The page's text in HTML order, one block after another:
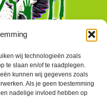
wij technologieën zoals
te slaan en/of te raadplegen.
kunnen wij gegevens zoals
Als je geen toestemming
nadelige invloed hebben op